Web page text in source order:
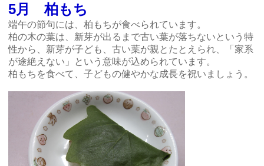
5月 柏もち
端午の節句には、柏もちが食べられています。
柏の木の葉は、新芽が出るまで古い葉が落ちないという特
性から、新芽が子ども、古い葉が親とたとえられ、「家系
が途絶えない」という意味が込められています。
柏もちを食べて、子どもの健やかな成長を祝いましょう。